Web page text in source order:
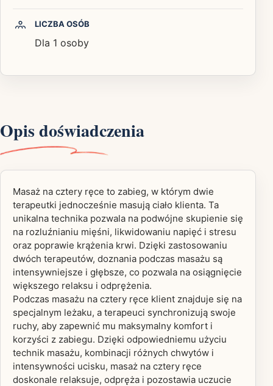
LICZBA OSÓB
Dla 1 osoby
Opis doświadczenia
Masaż na cztery ręce to zabieg, w którym dwie
terapeutki jednocześnie masują ciało klienta. Ta
unikalna technika pozwala na podwójne skupienie się
na rozluźnianiu mięśni, likwidowaniu napięć i stresu
oraz poprawie krążenia krwi. Dzięki zastosowaniu
dwóch terapeutów, doznania podczas masażu są
intensywniejsze i głębsze, co pozwala na osiągnięcie
większego relaksu i odprężenia.
Podczas masażu na cztery ręce klient znajduje się na
specjalnym leżaku, a terapeuci synchronizują swoje
ruchy, aby zapewnić mu maksymalny komfort i
korzyści z zabiegu. Dzięki odpowiedniemu użyciu
technik masażu, kombinacji różnych chwytów i
intensywności ucisku, masaż na cztery ręce
doskonale relaksuje, odpręża i pozostawia uczucie